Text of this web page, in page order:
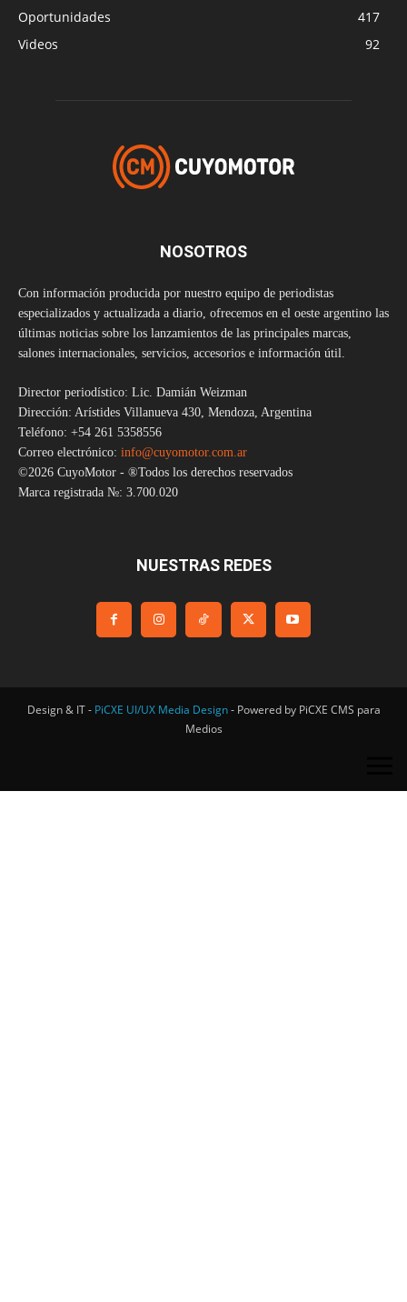
Oportunidades
417
Videos
92
NOSOTROS
Con información producida por nuestro equipo de periodistas
especializados y actualizada a diario, ofrecemos en el oeste argentino las
últimas noticias sobre los lanzamientos de las principales marcas,
salones internacionales, servicios, accesorios e información útil.
Director periodístico: Lic. Damián Weizman
Dirección: Arístides Villanueva 430, Mendoza, Argentina
Teléfono: +54 261 5358556
Correo electrónico: info@cuyomotor.com.ar
©2026 CuyoMotor - ®Todos los derechos reservados
Marca registrada №: 3.700.020
NUESTRAS REDES
Design & IT - PiCXE UI/UX Media Design- Powered by PiCXE CMS para
Medios